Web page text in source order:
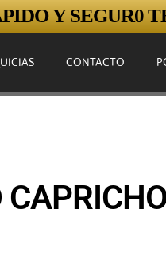
Y SEGUR0
CONTACTO